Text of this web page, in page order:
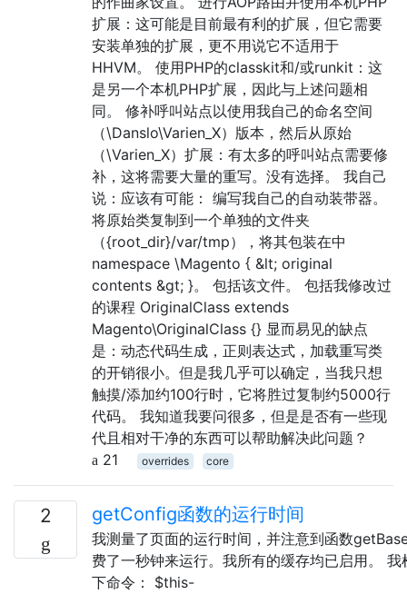
扩展：这可能是目前最有利的扩展，但它需要
安装单独的扩展，更不用说它不适用于
HHVM。 使用PHP的classkit和/或runkit：这
是另一个本机PHP扩展，因此与上述问题相
同。 修补呼叫站点以使用我自己的命名空间
（\Danslo\Varien_X）版本，然后从原始
（\Varien_X）扩展：有太多的呼叫站点需要修
补，这将需要大量的重写。没有选择。 我自己
说：应该有可能： 编写我自己的自动装带器。
将原始类复制到一个单独的文件夹
（{root_dir}/var/tmp），将其包装在中
namespace \Magento { &lt; original
contents &gt; }。 包括该文件。 包括我修改过
的课程 OriginalClass extends
Magento\OriginalClass {} 显而易见的缺点
是：动态代码生成，正则表达式，加载重写类
的开销很小。但是我几乎可以确定，当我只想
触摸/添加约100行时，它将胜过复制约5000行
代码。 我知道我要问很多，但是是否有一些现
代且相对干净的东西可以帮助解决此问题？
21
overrides core
2 getConfig函数的运行时间
我测量了页面的运行时间，并注意到函数
费了一秒钟来运行。我所有的缓存均已启用。
下命令： $this-